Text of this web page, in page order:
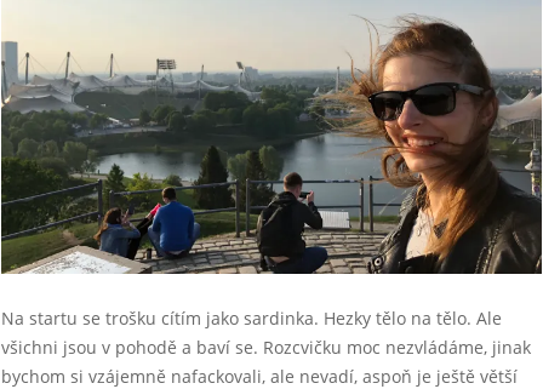
Na startu se trošku cítím jako sardinka. Hezky tělo na tělo. Ale
všichni jsou v pohodě a baví se. Rozcvičku moc nezvládáme, jinak
bychom si vzájemně nafackovali, ale nevadí, aspoň je ještě větší